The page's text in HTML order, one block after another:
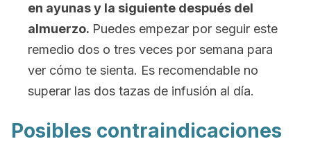
en ayunas y la siguiente después del
almuerzo. Puedes empezar por seguir este
remedio dos o tres veces por semana para
ver cómo te sienta. Es recomendable no
superar las dos tazas de infusión al día.
Posibles contraindicaciones